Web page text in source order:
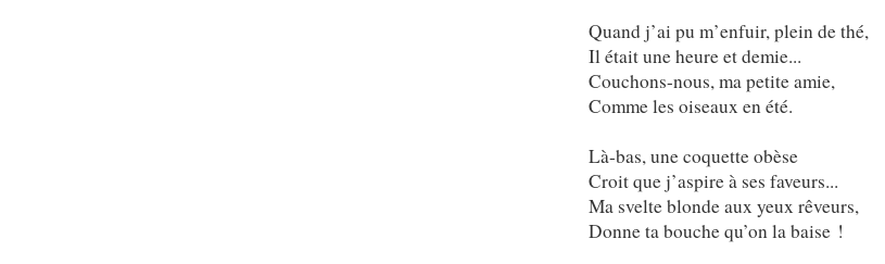
Quand j’ai pu m’enfuir, plein de thé,
Il était une heure et demie...
Couchons-nous, ma petite amie,
Comme les oiseaux en été.
Là-bas, une coquette obèse
Croit que j’aspire à ses faveurs...
Ma svelte blonde aux yeux rêveurs,
Donne ta bouche qu’on la baise !